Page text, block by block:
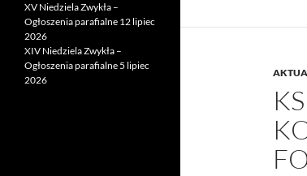
XV Niedziela Zwykła –
Ogłoszenia parafialne 12 lipiec
2026
XIV Niedziela Zwykła –
Ogłoszenia parafialne 5 lipiec
2026